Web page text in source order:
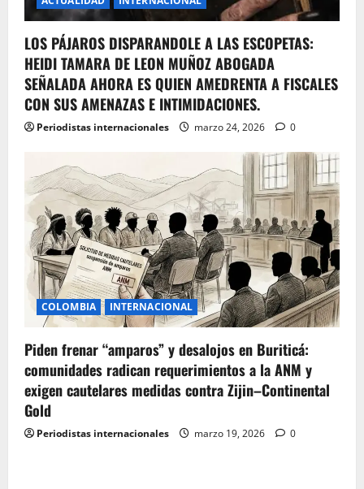
LOS PÁJAROS DISPARANDOLE A LAS ESCOPETAS:
HEIDI TAMARA DE LEON MUÑOZ ABOGADA
SEÑALADA AHORA ES QUIEN AMEDRENTA A FISCALES
CON SUS AMENAZAS E INTIMIDACIONES.
Periodistas internacionales marzo 24, 2026 0
COLOMBIA INTERNACIONAL
Piden frenar “amparos” y desalojos en Buriticá:
comunidades radican requerimientos a la ANM y
exigen cautelares medidas contra Zijin–Continental
Gold
Periodistas internacionales marzo 19, 2026 0